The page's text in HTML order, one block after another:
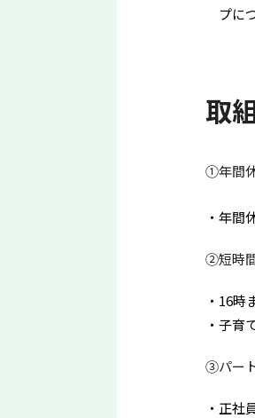
プに
取
①年間
年間
②短時
16時
子育
③パー
正社